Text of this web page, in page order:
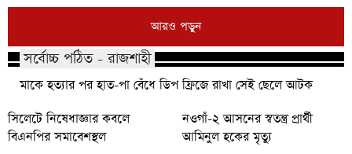
আরও পড়ুন
সর্বোচ্চ পঠিত - রাজশাহী
মাকে হত্যার পর হাত-পা বেঁধে ডিপ ফ্রিজে রাখা সেই ছেলে আটক
সিলেটে নিষেধাজ্ঞার কবলে
বিএনপির সমাবেশস্থল
নওগাঁ-২ আসনের স্বতন্ত্র প্রার্থী
আমিনুল হকের মৃত্যু